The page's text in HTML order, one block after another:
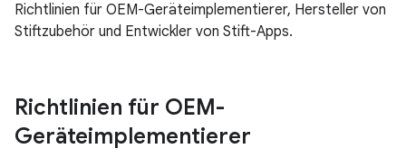
Richtlinien für OEM-Geräteimplementierer, Hersteller von
Stiftzubehör und Entwickler von Stift-Apps.
Richtlinien für OEM-
Geräteimplementierer